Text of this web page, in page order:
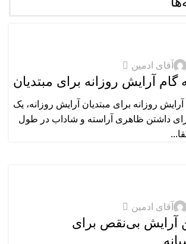
آقای ادمین
آرایش روزانه برای مبتدیان
روزانه برای مبتدیان آرایش روزانه، یک
داشتن ظاهری آراسته و شاداب در طول
آقای ادمین
آرایش بی‌نقص برای